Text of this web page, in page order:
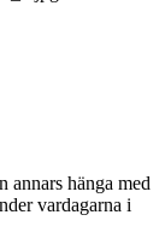
annars hänga med
vardagarna i